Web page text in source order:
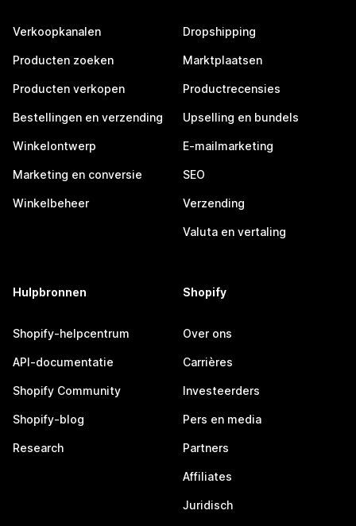
Verkoopkanalen
Producten zoeken
Producten verkopen
Bestellingen en verzending
Winkelontwerp
Marketing en conversie
Winkelbeheer
Dropshipping
Marktplaatsen
Productrecensies
Upselling en bundels
E-mailmarketing
SEO
Verzending
Valuta en vertaling
Hulpbronnen
Shopify-helpcentrum
API-documentatie
Shopify Community
Shopify-blog
Research
Shopify
Over ons
Carrières
Investeerders
Pers en media
Partners
Affiliates
Juridisch